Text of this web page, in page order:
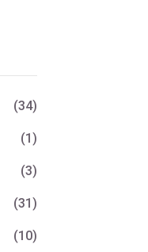
(34)
(1)
(3)
(31)
(10)